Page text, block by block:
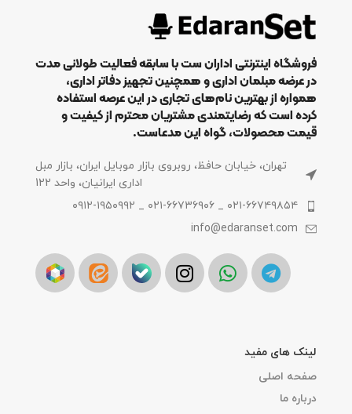
فروشگاه اینترنتی اداران ست با سابقه فعالیت طولانی مدت
در عرضه مبلمان اداری و همچنین تجهیز دفاتر اداری،
همواره از بهترین نام‌های تجاری در این عرصه استفاده
کرده است که رضایتمندی مشتریان محترم از کیفیت و
قیمت محصولات، گواه این مدعاست.
تهران، خیابان حافظ، روبروی بازار موبایل ایران، بازار مبل
اداری ایرانیان، واحد 122
۰۲۱-۶۶۷۴۹۸۵۴ _ ۰۲۱-۶۶۷۳۶۹۰۶ _ ۰۹۱۲-۱۹۵۰۹۹۲
info@edaranset.com
لینک های مفید
صفحه اصلی
درباره ما